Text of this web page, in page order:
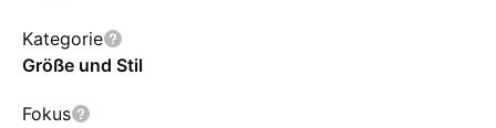
Kategorie
Größe und Stil
Fokus